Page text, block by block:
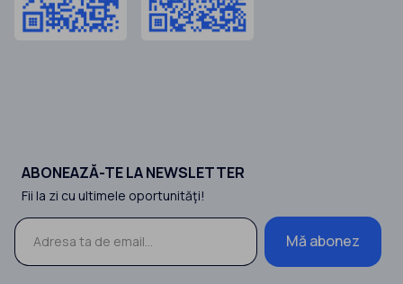
ABONEAZĂ-TE LA NEWSLETTER
Fii la zi cu ultimele oportunităţi!
Mă abonez